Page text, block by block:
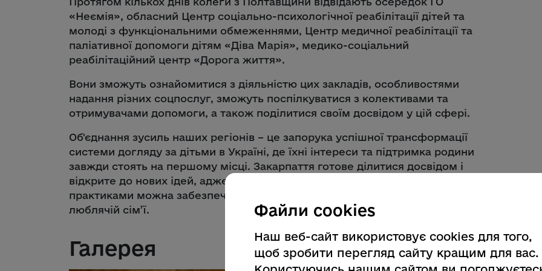
«Неємія», обласний Центр соціально-психологічної реабілітації дітей та
молоді з функціональними обмеженнями, Центр медичної реабілітації та
паліативної допомоги дітям «Діва Марія», медико-соціальний
реабілітаційний центр «Дорога життя».
Вони зможуть ознайомитися з діяльністю цих закладів, особливостями
надання різних соцпослуг, зможуть поспілкуватися з колективами та
отримувачами допомоги, а також поділитися своїм досвідом у цій сфері.
Об'єднання зусиль наших регіонів – це запорука успішної трансформації
системи догляду за дітьми в Україні, де їхні інтереси та підтримка родини
завжди стоять на першому місці. Закарпаття готове ділитися досвідом і
відкрите до нових ідей, адже тільки через професійний діалог та обмін
практиками можна забезпечити кожній дитині право на виховання в
люблячій сім’ї.
Галерея
Файли cookies
Наш веб-сайт використовує cookies для того,
щоб зробити перегляд сайту кращим для вас.